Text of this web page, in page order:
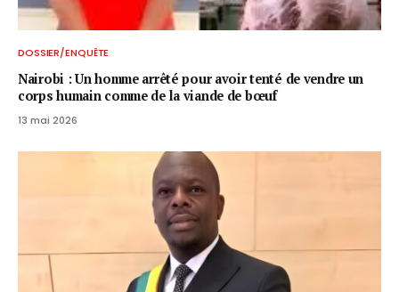
DOSSIER/ENQUÊTE
Nairobi : Un homme arrêté pour avoir tenté de vendre un
corps humain comme de la viande de bœuf
13 mai 2026